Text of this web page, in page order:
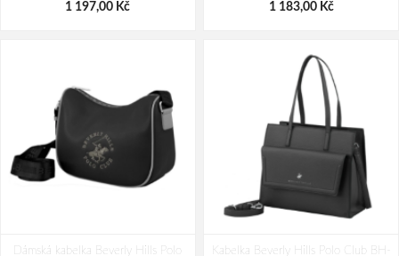
1 197,00 Kč 1 183,00 Kč
Dámská kabelka Beverly Hills Polo
Kabelka Beverly Hills Polo Club BH-